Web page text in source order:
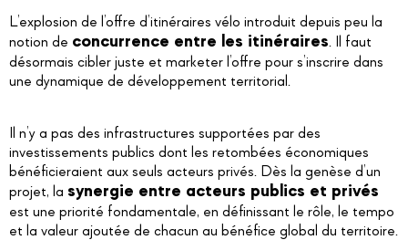
L’explosion de l’offre d’itinéraires vélo introduit depuis peu la
notion de concurrence entre les itinéraires. Il faut
désormais cibler juste et marketer l’offre pour s’inscrire dans
une dynamique de développement territorial.
Il n’y a pas des infrastructures supportées par des
investissements publics dont les retombées économiques
bénéficieraient aux seuls acteurs privés. Dès la genèse d’un
projet, la synergie entre acteurs publics et privés
est une priorité fondamentale, en définissant le rôle, le tempo
et la valeur ajoutée de chacun au bénéfice global du territoire.